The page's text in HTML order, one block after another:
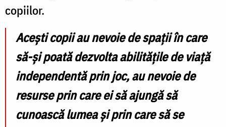
copiilor.
Acești copii au nevoie de spații în care
să-și poată dezvolta abilitățile de viață
independentă prin joc, au nevoie de
resurse prin care ei să ajungă să
cunoască lumea și prin care să se